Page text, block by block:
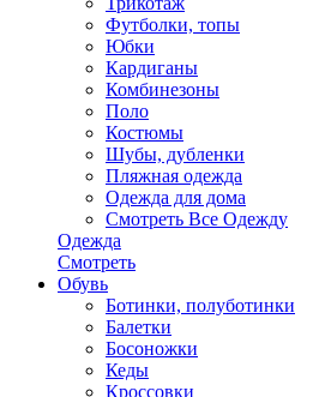
Футболки, топы
Юбки
Кардиганы
Комбинезоны
Поло
Костюмы
Шубы, дубленки
Пляжная одежда
Одежда для дома
Смотреть Все Одежду
Одежда
Смотреть
Обувь
Ботинки, полуботинки
Балетки
Босоножки
Кеды
Кроссовки